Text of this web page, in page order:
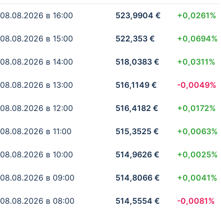
08.08.2026 в 16:00 523,9904 € +0,0261%
08.08.2026 в 15:00 522,353 € +0,0694%
08.08.2026 в 14:00 518,0383 € +0,0311%
08.08.2026 в 13:00 516,1149 € -0,0049%
08.08.2026 в 12:00 516,4182 € +0,0172%
08.08.2026 в 11:00 515,3525 € +0,0063%
08.08.2026 в 10:00 514,9626 € +0,0025%
08.08.2026 в 09:00 514,8066 € +0,0041%
08.08.2026 в 08:00 514,5554 € -0,0081%